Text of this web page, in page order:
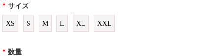
* サイズ
XS S M L XL XXL
* 数量